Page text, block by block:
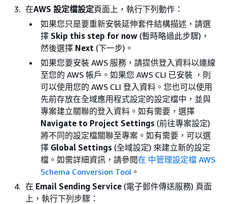
在AWS 設定檔設定頁面上，執行下列動作：
如果您只是要重新安裝延伸套件結構描述，請選
擇 Skip this step for now (暫時略過此步驟)，
然後選擇 Next (下一步)。
如果您要安裝 AWS 服務，請提供登入資料以連線
至您的 AWS 帳戶。如果您 AWS CLI 已安裝 ，則
可以使用您的 AWS CLI 登入資料。您也可以使用
先前存放在全域應用程式設定的設定檔中，並與
專案建立關聯的登入資料。如有需要，選擇
Navigate to Project Settings (前往專案設定)
將不同的設定檔關聯至專案。如有需要，可以選
擇 Global Settings (全域設定) 來建立新的設定
檔。如需詳細資訊，請參閱在 中管理設定檔 AWS
Schema Conversion Tool 。
在 Email Sending Service (電子郵件傳送服務) 頁面
上，執行下列步驟：